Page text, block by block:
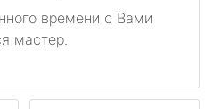
времени с Вами
мастер.